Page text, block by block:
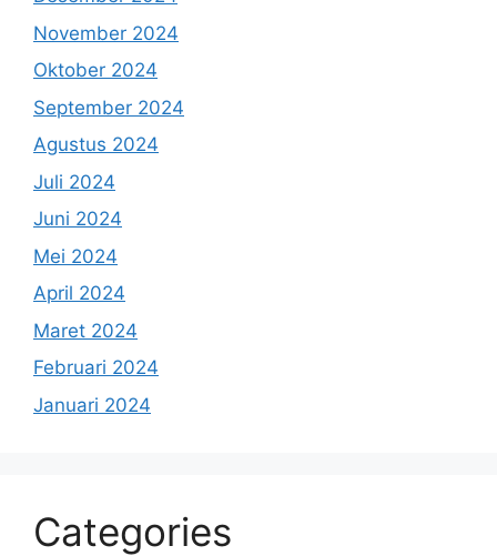
November 2024
Oktober 2024
September 2024
Agustus 2024
Juli 2024
Juni 2024
Mei 2024
April 2024
Maret 2024
Februari 2024
Januari 2024
Categories